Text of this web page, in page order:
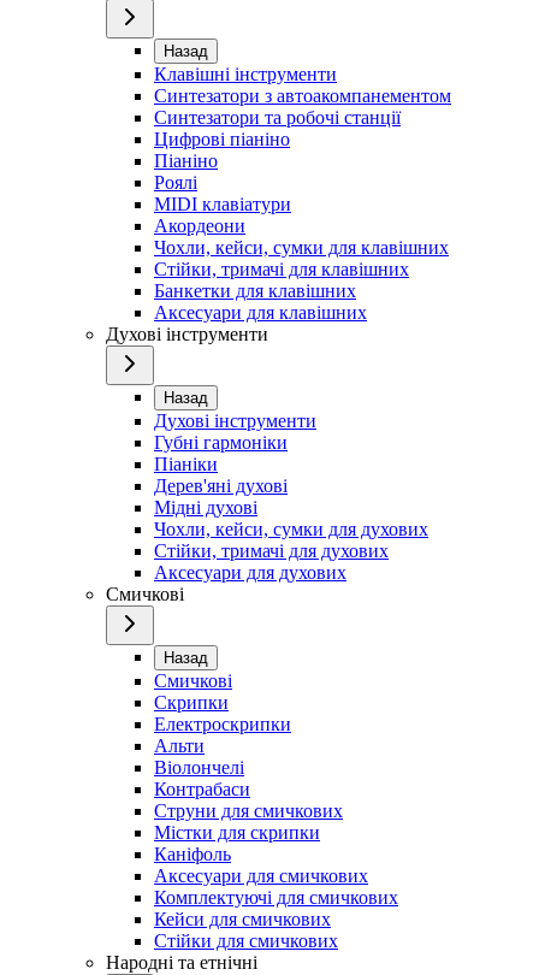
Назад
Клавішні інструменти
Синтезатори з автоакомпанементом
Синтезатори та робочі станції
Цифрові піаніно
Піаніно
Роялі
MIDI клавіатури
Акордеони
Чохли, кейси, сумки для клавішних
Стійки, тримачі для клавішних
Банкетки для клавішних
Аксесуари для клавішних
Духові інструменти
Назад
Духові інструменти
Губні гармоніки
Піаніки
Дерев'яні духові
Мідні духові
Чохли, кейси, сумки для духових
Стійки, тримачі для духових
Аксесуари для духових
Смичкові
Назад
Смичкові
Скрипки
Електроскрипки
Альти
Віолончелі
Контрабаси
Струни для смичкових
Містки для скрипки
Каніфоль
Аксесуари для смичкових
Комплектуючі для смичкових
Кейси для смичкових
Стійки для смичкових
Народні та етнічні